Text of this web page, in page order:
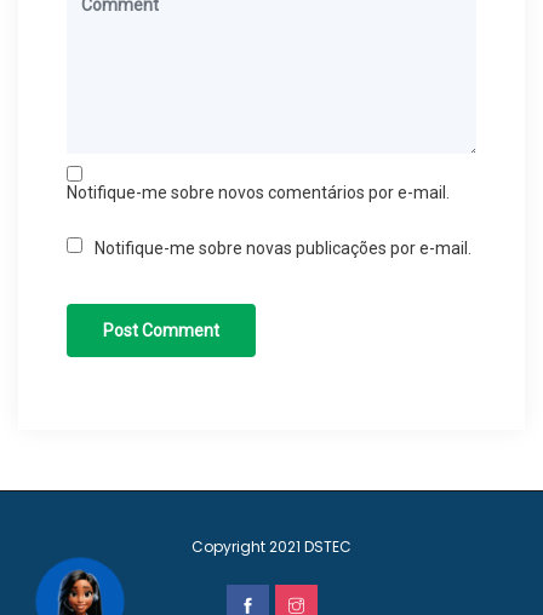
Notifique-me sobre novos comentários por e-mail.
Notifique-me sobre novas publicações por e-mail.
Copyright 2021 DSTEC